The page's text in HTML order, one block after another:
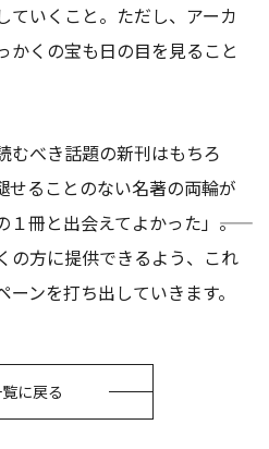
ていくこと。ただし、アーカ
かくの宝も日の目を見ること
むべき話題の新刊はもちろ
せることのない名著の両輪が
冊と出会えてよかった」――。
の方に提供できるよう、これ
ンを打ち出していきます。
に戻る